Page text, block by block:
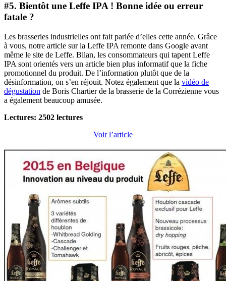
#5. Bientôt une Leffe IPA ! Bonne idée ou erreur
fatale ?
Les brasseries industrielles ont fait parlée d’elles cette année. Grâce
à vous, notre article sur la Leffe IPA remonte dans Google avant
même le site de Leffe. Bilan, les consommateurs qui tapent Leffe
IPA sont orientés vers un article bien plus informatif que la fiche
promotionnel du produit. De l’information plutôt que de la
désinformation, on s’en réjouit. Notez également que la vidéo de
dégustation de Boris Chartier de la brasserie de la Corrézienne vous
a également beaucoup amusée.
Lectures: 2502 lectures
Voir l’article